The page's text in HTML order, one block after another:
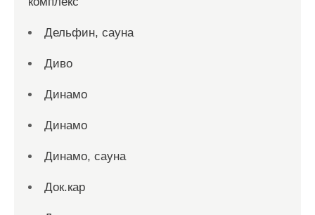
Дельфин, сауна
Диво
Динамо
Динамо
Динамо, сауна
Док.кар